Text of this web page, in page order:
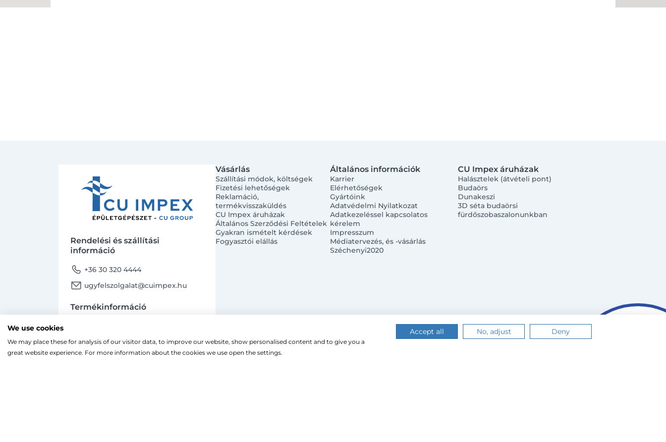
Rendelési és szállítási
információ
phone +36 30 320 4444
email ugyfelszolgalat@cuimpex.hu
Termékinformáció
email ugyfelszolgalat@cuimpex.hu
Vásárlás
Szállítási módok, költségek
Fizetési lehetőségek
Reklamáció,
termékvisszaküldés
CU Impex áruházak
Általános Szerződési Feltételek
Gyakran ismételt kérdések
Fogyasztói elállás
Általános információk
Karrier
Elérhetőségek
Gyártóink
Adatvédelmi Nyilatkozat
Adatkezeléssel kapcsolatos
kérelem
Impresszum
Médiatervezés, és -vásárlás
Széchenyi2020
CU Impex áruházak
Halásztelek (átvételi pont)
Budaörs
Dunakeszi
3D séta budaörsi
fürdőszobaszalonunkban
Ahogy a legtöbb weboldal, a miénk is sütiket (cookie-kat) használ a nagyobb felhasználói élmény érdekében.
A böngészés folytatásával hozzájárulsz a sütik használatához.
We use cookies
We may place these for analysis of our visitor data, to improve our website, show personalised content and to give you a
great website experience. For more information about the cookies we use open the settings.
Accept all No, adjust Deny